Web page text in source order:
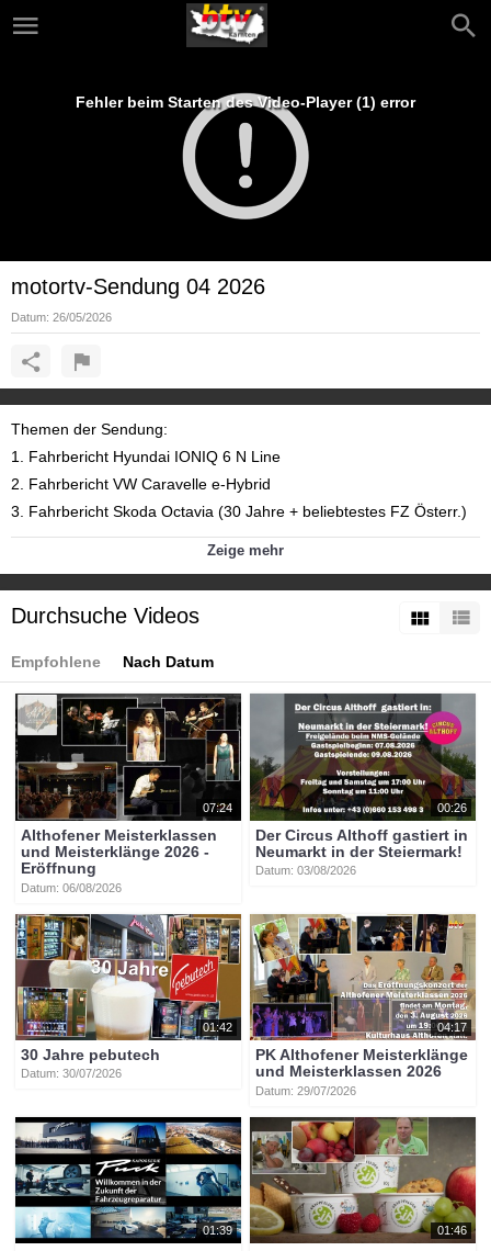
Fehler beim Starten des Video-Player (1) error
motortv-Sendung 04 2026
Datum: 26/05/2026
Themen der Sendung:
1. Fahrbericht Hyundai IONIQ 6 N Line
2. Fahrbericht VW Caravelle e-Hybrid
3. Fahrbericht Skoda Octavia (30 Jahre + beliebtestes FZ Österr.)
Tags:
Zeige mehr
Durchsuche Videos
Empfohlene Nach Datum
07:24
Althofener Meisterklassen
und Meisterklänge 2026 -
Eröffnung
Datum: 06/08/2026
00:26
Der Circus Althoff gastiert in
Neumarkt in der Steiermark!
Datum: 03/08/2026
01:42
30 Jahre pebutech
Datum: 30/07/2026
04:17
PK Althofener Meisterklänge
und Meisterklassen 2026
Datum: 29/07/2026
01:39 01:46